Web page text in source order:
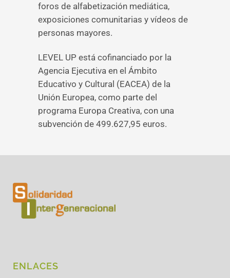
foros de alfabetización mediática,
exposiciones comunitarias y vídeos de
personas mayores.
LEVEL UP está cofinanciado por la
Agencia Ejecutiva en el Ámbito
Educativo y Cultural (EACEA) de la
Unión Europea, como parte del
programa Europa Creativa, con una
subvención de 499.627,95 euros.
ENLACES